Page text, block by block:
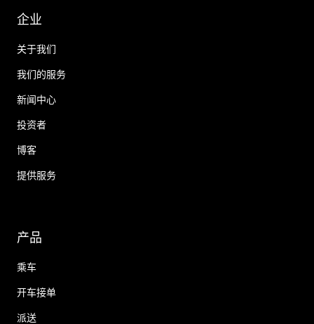
企业
关于我们
我们的服务
新闻中心
投资者
博客
提供服务
产品
乘车
开车接单
派送